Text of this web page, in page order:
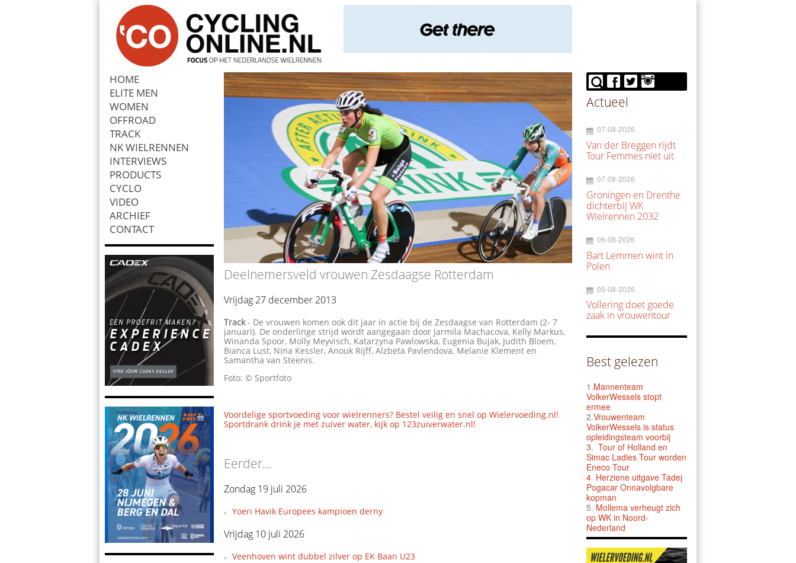
HOME
ELITE MEN
WOMEN
OFFROAD
TRACK
NK WIELRENNEN
INTERVIEWS
PRODUCTS
CYCLO
VIDEO
ARCHIEF
CONTACT
Zoek
Deelnemersveld vrouwen Zesdaagse Rotterdam
Vrijdag 27 december 2013
Track- De vrouwen komen ook dit jaar in actie bij de Zesdaagse van Rotterdam (2- 7
januari). De onderlinge strijd wordt aangegaan door Jarmila Machacova, Kelly Markus,
Winanda Spoor, Molly Meyvisch, Katarzyna Pawlowska, Eugenia Bujak, Judith Bloem,
Bianca Lust, Nina Kessler, Anouk Rijff, Alzbeta Pavlendova, Melanie Klement en
Samantha van Steenis.
Foto: © Sportfoto
Voordelige sportvoeding voor wielrenners? Bestel veilig en snel op Wielervoeding.nl!
Sportdrank drink je met zuiver water, kijk op 123zuiverwater.nl!
Eerder...
Zondag 19 juli 2026
Yoeri Havik Europees kampioen derny
Vrijdag 10 juli 2026
Veenhoven wint dubbel zilver op EK Baan U23
Actueel
07-08-2026
Van der Breggen rijdt
Tour Femmes niet uit
07-08-2026
Groningen en Drenthe
dichterbij WK
Wielrennen 2032
06-08-2026
Bart Lemmen wint in
Polen
05-08-2026
Vollering doet goede
zaak in vrouwentour
Best gelezen
1.Mannenteam
VolkerWessels stopt
ermee
2.Vrouwenteam
VolkerWessels is status
opleidingsteam voorbij
3. Tour of Holland en
Simac Ladies Tour worden
Eneco Tour
4 Herziene uitgave Tadej
Pogacar Onnavolgbare
kopman
5. Mollema verheugt zich
op WK in Noord-
Nederland